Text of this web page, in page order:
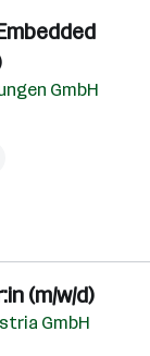
GmbH
(m/w/d)
GmbH